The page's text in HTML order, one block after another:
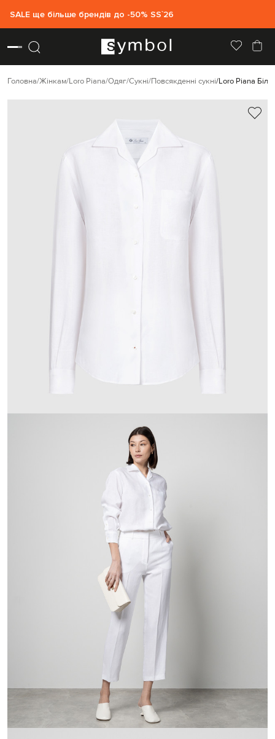
SALE ще більше брендів до -50% SS`26
Головна Жінкам Loro Piana Одяг Сукні Повсякденні сукні Loro Piana